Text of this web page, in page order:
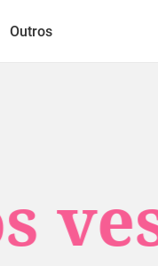
Outros